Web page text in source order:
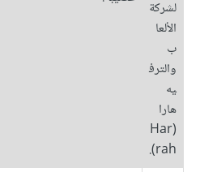
لشركة
الألعا
ب
والترف
يه
هارا
(Har
rah).